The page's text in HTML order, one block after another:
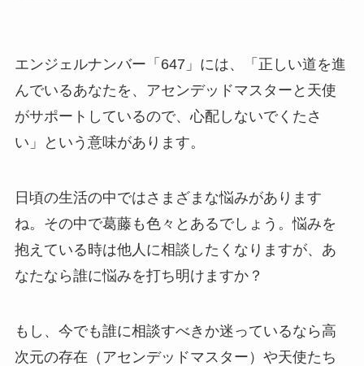
エンジェルナンバー「647」には、「正しい道を進
んでいるあなたを、アセンデッドマスターと天使
がサポートしているので、心配しないでくたさ
い」という意味があります。
日頃の生活の中ではさまざまな悩みがあります
ね。その中で葛藤も色々とあるでしょう。悩みを
抱えている時は他人に相談したくなりますが、あ
なたなら誰に悩みを打ち明けますか？
もし、今でも誰に相談すべきか迷っているなら高
次元の存在（アセンデッドマスター）や天使たち